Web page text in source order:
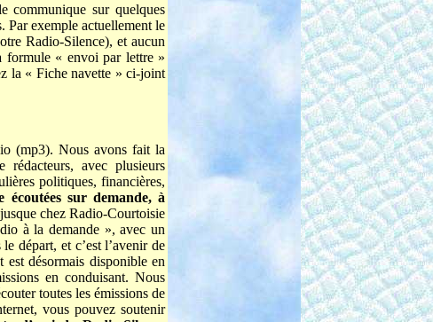
communique sur quelques
Par exemple actuellement le
Radio-Silence), et aucun
formule « envoi par lettre »
la « Fiche navette » ci-joint
(mp3). Nous avons fait la
rédacteurs, avec plusieurs
politiques, financières,
écoutées sur demande, à
chez Radio-Courtoisie
à la demande », avec un
départ, et c’est l’avenir de
est désormais disponible en
en conduisant. Nous
toutes les émissions de
vous pouvez soutenir